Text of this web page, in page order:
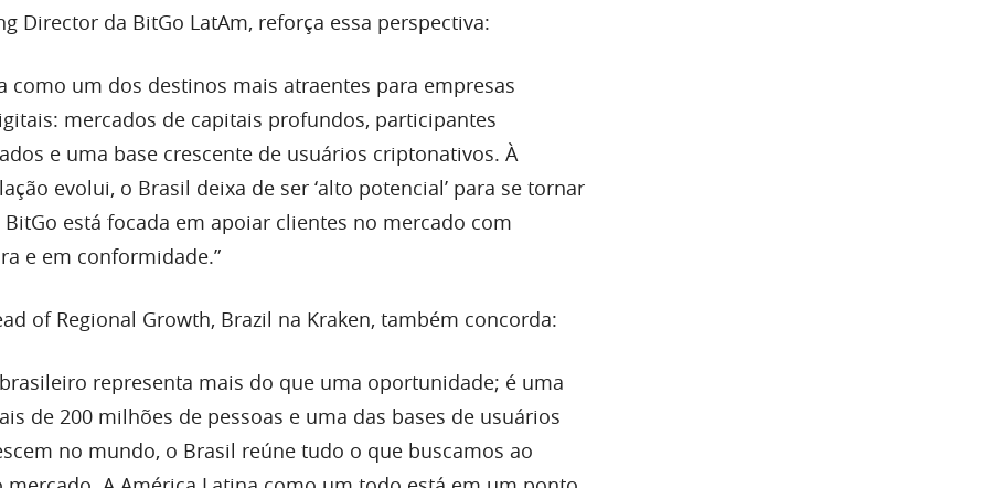
Director da BitGo LatAm, reforça essa perspectiva:
como um dos destinos mais atraentes para empresas
mercados de capitais profundos, participantes
e uma base crescente de usuários criptonativos. À
evolui, o Brasil deixa de ser ‘alto potencial’ para se tornar
BitGo está focada em apoiar clientes no mercado com
e em conformidade.”
of Regional Growth, Brazil na Kraken, também concorda:
representa mais do que uma oportunidade; é uma
de 200 milhões de pessoas e uma das bases de usuários
no mundo, o Brasil reúne tudo o que buscamos ao